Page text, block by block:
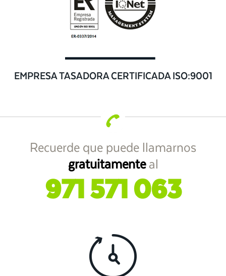
EMPRESA TASADORA CERTIFICADA ISO:9001
Recuerde que puede llamarnos
gratuitamenteal
971 571 063